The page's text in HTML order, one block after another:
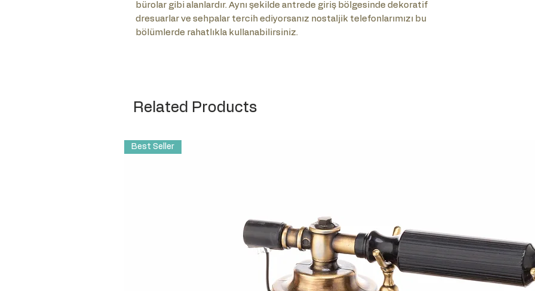
bürolar gibi alanlardır. Aynı şekilde antrede giriş bölgesinde dekoratif
dresuarlar ve sehpalar tercih ediyorsanız nostaljik telefonlarımızı bu
bölümlerde rahatlıkla kullanabilirsiniz.
Related Products
Best Seller